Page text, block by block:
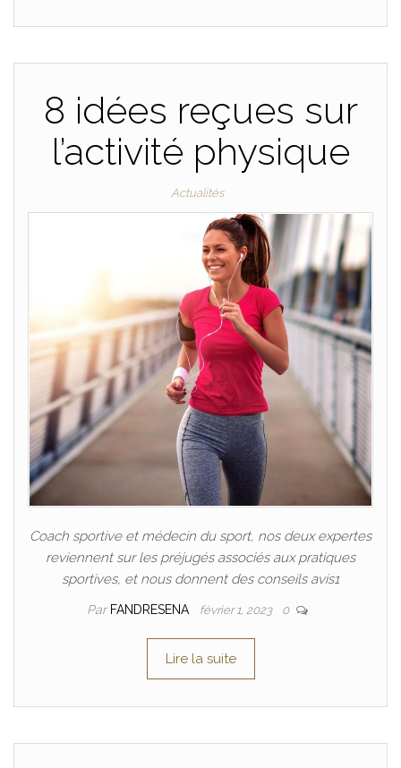
8 idées reçues sur
l’activité physique
Actualités
Coach sportive et médecin du sport, nos deux expertes
reviennent sur les préjugés associés aux pratiques
sportives, et nous donnent des conseils avis1
Par FANDRESENA février 1, 2023 0
Lire la suite